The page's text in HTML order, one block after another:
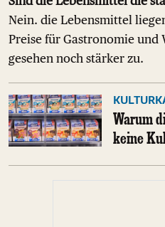
Nein. die Lebensmittel
Preise für Gastronomie und
gesehen noch stärker zu.
Warum
keine